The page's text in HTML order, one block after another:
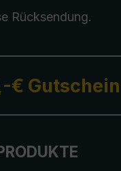
Rücksendung.
€ Gutschein